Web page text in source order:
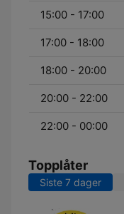
15:00 - 17:00
17:00 - 18:00
18:00 - 20:00
20:00 - 22:00
22:00 - 00:00
Topplåter
Siste 7 dager